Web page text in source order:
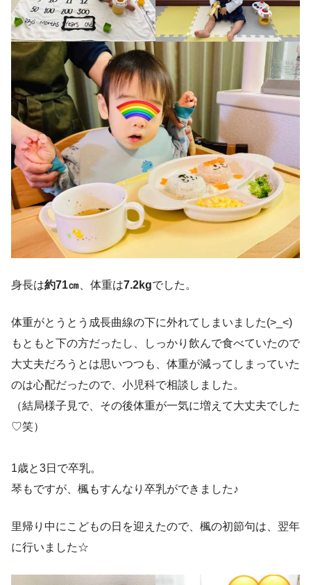
身長は約71㎝ 、体重は7.2kgでした。
体重がとうとう成長曲線の下に外れてしまいました(>_<)
もともと下の方だったし、しっかり飲んで食べていたので
大丈夫だろうとは思いつつも、体重が減ってしまっていた
のは心配だったので、小児科で相談しました。
（結局様子見で、その後体重が一気に増えて大丈夫でした
♡笑）
1歳と3日で卒乳。
琴もですが、楓もすんなり卒乳ができました♪
里帰り中にこどもの日を迎えたので、楓の初節句は、翌年
に行いました☆